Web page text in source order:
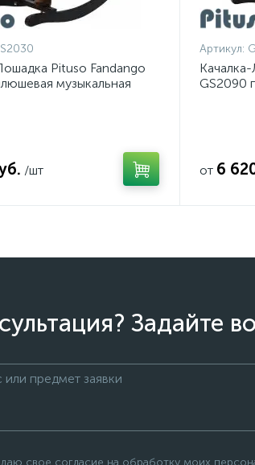
Pituso Fandango
музыкальная
/шт
Артикул:
GS2090
от 6
Задайте
свое согласие на обработку моих